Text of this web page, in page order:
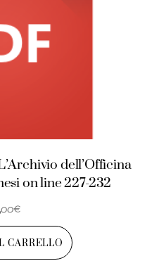
dell’Officina
on line 227-232
€
CARRELLO